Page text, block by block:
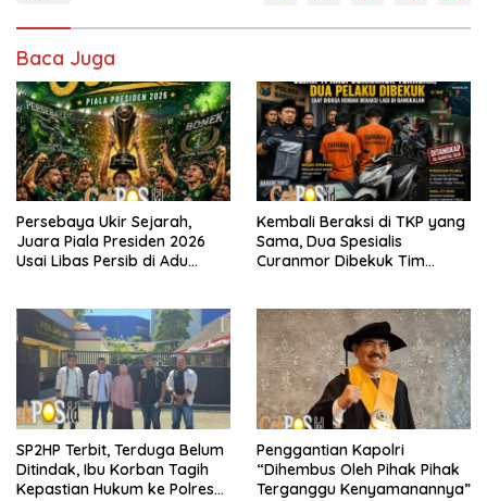
Baca Juga
Persebaya Ukir Sejarah,
Juara Piala Presiden 2026
Usai Libas Persib di Adu
Kembali Beraksi di TKP yang
Sama, Dua Spesialis
Curanmor Dibekuk Tim
SP2HP Terbit, Terduga Belum
Ditindak, Ibu Korban Tagih
Kepastian Hukum ke Polres
Penggantian Kapolri
“Dihembus Oleh Pihak Pihak
Terganggu Kenyamanannya”